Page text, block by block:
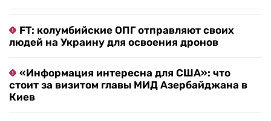
FT: колумбийские ОПГ отправляют своих
людей на Украину для освоения дронов
«Информация интересна для США»: что
стоит за визитом главы МИД Азербайджана в
Киев